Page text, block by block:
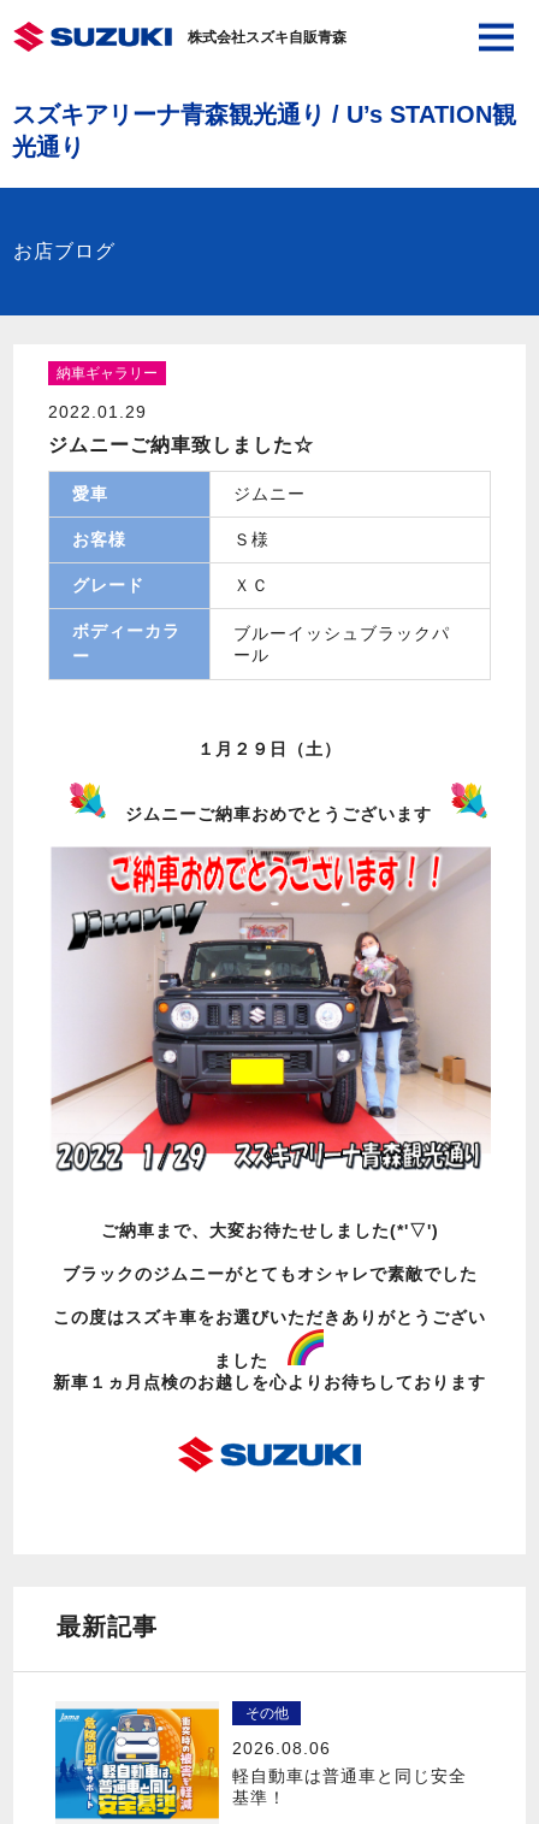
株式会社スズキ自販青森
スズキアリーナ青森観光通り / U’s STATION観
光通り
お店ブログ
納車ギャラリー
2022.01.29
ジムニーご納車致しました☆
愛車 ジムニー
お客様 Ｓ様
グレード ＸＣ
ボディーカラ
ー
ブルーイッシュブラックパ
ール
１月２９日（土）
ジムニーご納車おめでとうございます
ご納車まで、大変お待たせしました(*'▽')
ブラックのジムニーがとてもオシャレで素敵でした
この度はスズキ車をお選びいただきありがとうござい
ました
新車１ヵ月点検のお越しを心よりお待ちしております
最新記事
その他
2026.08.06
軽自動車は普通車と同じ安全
基準！